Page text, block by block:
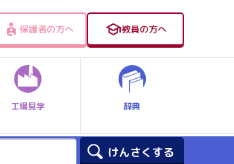
保護者の方へ 教員の方へ
工場見学 辞典